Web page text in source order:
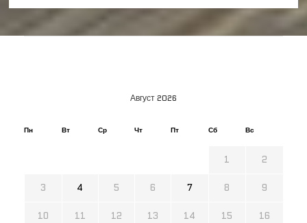
Август 2026
Пн Вт Ср Чт Пт Сб Вс
1 2
3 4 5 6 7 8 9
10 11 12 13 14 15 16